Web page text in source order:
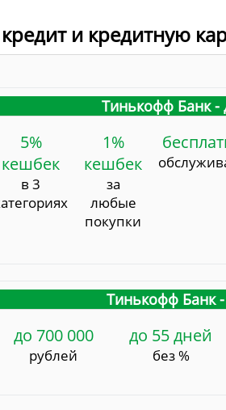
и кредитную
Тинькофф Банк -
5%
кешбек
в 3
1%
кешбек
за
любые
покупки
Тинькофф Банк -
до 700 000
рублей
до 55 дней
без %